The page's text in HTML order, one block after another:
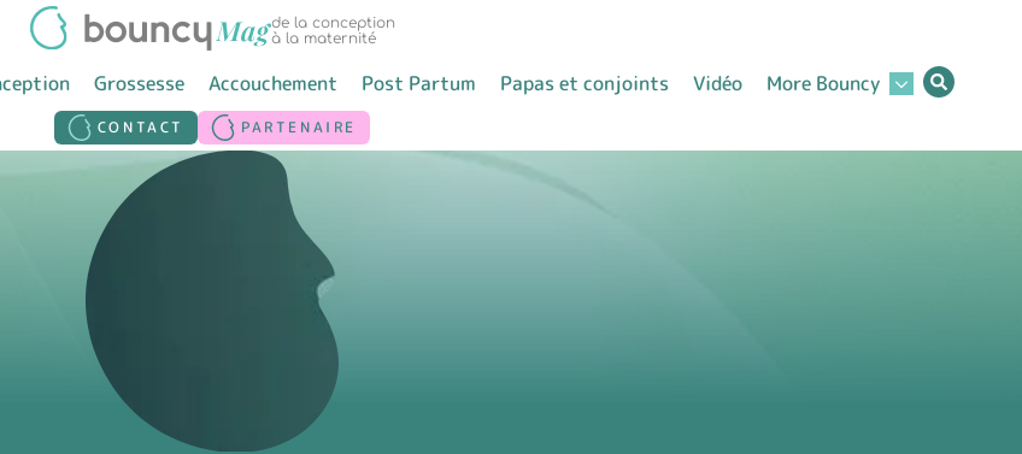
de la conception
à la maternité
Grossesse Accouchement Post Partum Papas et conjoints Vidéo More Bouncy
CONTACT PARTENAIRE